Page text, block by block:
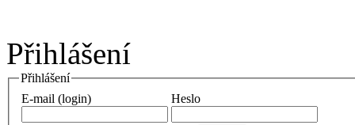
Přihlášení
Přihlášení
E-mail (login)
Heslo